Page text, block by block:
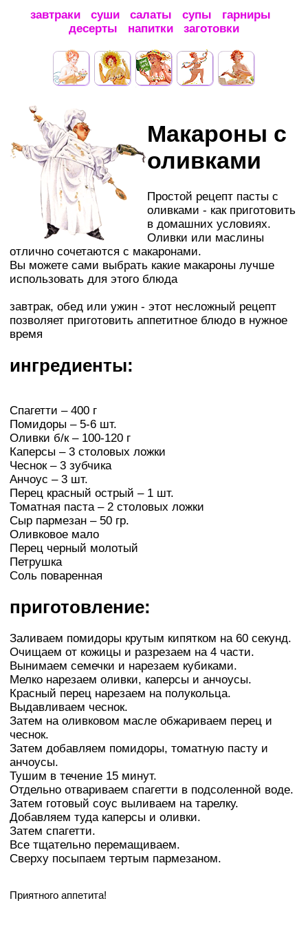
завтраки суши салаты супы
гарниры
десерты
напитки заготовки
Макароны с
оливками
Простой рецепт пасты с
оливками - как приготовить
в домашних условиях.
Оливки или маслины
отлично сочетаются с макаронами.
Вы можете сами выбрать какие макароны лучше
использовать для этого блюда
завтрак, обед или ужин - этот несложный рецепт
позволяет приготовить аппетитное блюдо в нужное
время
ингредиенты:
Спагетти – 400 г
Помидоры – 5-6 шт.
Оливки б/к – 100-120 г
Каперсы – 3 столовых ложки
Чеснок – 3 зубчика
Анчоус – 3 шт.
Перец красный острый – 1 шт.
Томатная паста – 2 столовых ложки
Сыр пармезан – 50 гр.
Оливковое мало
Перец черный молотый
Петрушка
Соль поваренная
приготовление:
Заливаем помидоры крутым кипятком на 60 секунд.
Очищаем от кожицы и разрезаем на 4 части.
Вынимаем семечки и нарезаем кубиками.
Мелко нарезаем оливки, каперсы и анчоусы.
Красный перец нарезаем на полукольца.
Выдавливаем чеснок.
Затем на оливковом масле обжариваем перец и
чеснок.
Затем добавляем помидоры, томатную пасту и
анчоусы.
Тушим в течение 15 минут.
Отдельно отвариваем спагетти в подсоленной воде.
Затем готовый соус выливаем на тарелку.
Добавляем туда каперсы и оливки.
Затем спагетти.
Все тщательно перемащиваем.
Сверху посыпаем тертым пармезаном.
Приятного аппетита!